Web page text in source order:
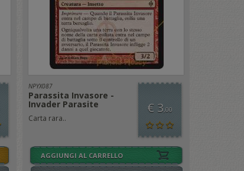
NPYX087
Parassita Invasore -
Invader Parasite
Carta rara..
€ 3,00
AGGIUNGI AL CARRELLO